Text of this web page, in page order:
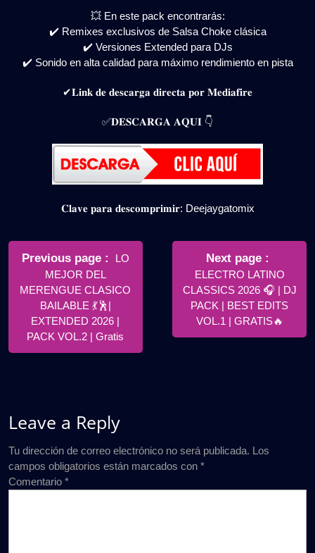
💥 En este pack encontrarás:
✔️ Remixes exclusivos de Salsa Choke clásica
✔️ Versiones Extended para DJs
✔️ Sonido en alta calidad para máximo rendimiento en pista
✔𝐋𝐢𝐧𝐤 𝐝𝐞 𝐝𝐞𝐬𝐜𝐚𝐫𝐠𝐚 𝐝𝐢𝐫𝐞𝐜𝐭𝐚 𝐩𝐨𝐫 𝐌𝐞𝐝𝐢𝐚𝐟𝐢𝐫𝐞
✅𝐃𝐄𝐒𝐂𝐀𝐑𝐆𝐀 𝐀𝐐𝐔𝐈 👇
𝐂𝐥𝐚𝐯𝐞 𝐩𝐚𝐫𝐚 𝐝𝐞𝐬𝐜𝐨𝐦𝐩𝐫𝐢𝐦𝐢𝐫: Deejaygatomix
Navegación
de
entradas
Previous page
Older
LO
MEJOR DEL
MERENGUE CLASICO
BAILABLE 💃🕺|
EXTENDED 2026 |
PACK VOL.2 | Gratis
Next page
Posts
ELECTRO LATINO
CLASSICS 2026 🎧 | DJ
PACK | BEST EDITS
VOL.1 | GRATIS🔥
Leave a Reply
Tu dirección de correo electrónico no será publicada. Los
campos obligatorios están marcados con *
Comentario *